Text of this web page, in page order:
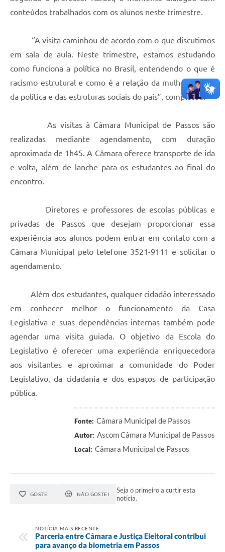
conteúdos trabalhados com os alunos neste trimestre.
“A visita caminhou de acordo com o que discutimos
em sala de aula. Neste trimestre, estamos estudando
como funciona a política no Brasil, entendendo o que é
racismo estrutural e como é a relação da mulher dentro
da política e das estruturas sociais do país”, completou.
As visitas à Câmara Municipal de Passos são
realizadas mediante agendamento, com duração
aproximada de 1h45. A Câmara oferece transporte de ida
e volta, além de lanche para os estudantes ao final do
encontro.
Diretores e professores de escolas públicas e
privadas de Passos que desejam proporcionar essa
experiência aos alunos podem entrar em contato com a
Câmara Municipal pelo telefone 3521-9111 e solicitar o
agendamento.
Além dos estudantes, qualquer cidadão interessado
em conhecer melhor o funcionamento da Casa
Legislativa e suas dependências internas também pode
agendar uma visita guiada. O objetivo da Escola do
Legislativo é oferecer uma experiência enriquecedora
aos visitantes e aproximar a comunidade do Poder
Legislativo, da cidadania e dos espaços de participação
pública.
Fonte: Câmara Municipal de Passos
Autor: Ascom Câmara Municipal de Passos
Local: Câmara Municipal de Passos
GOSTEI NÃO GOSTEI
Seja o primeiro a curtir esta
notícia.
NOTÍCIA MAIS RECENTE
Parceria entre Câmara e Justiça Eleitoral contribui
para avanço da biometria em Passos